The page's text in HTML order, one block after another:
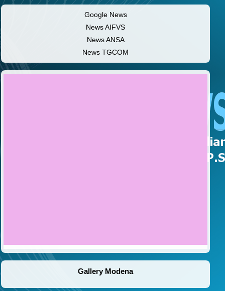
Google News
News AIFVS
News ANSA
News TGCOM
Gallery Modena